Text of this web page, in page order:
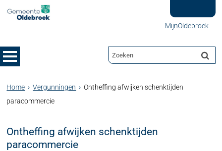
MijnOldebroek
Home Vergunningen
Ontheffing afwijken schenktijden
paracommercie
Ontheffing afwijken schenktijden
paracommercie